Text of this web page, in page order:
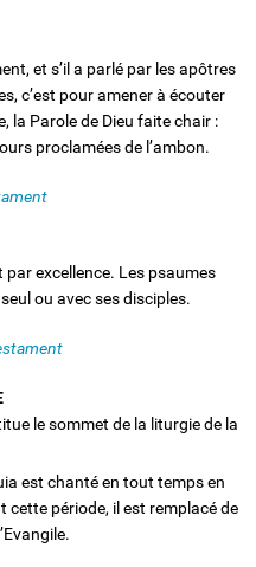
et s’il a parlé par les apôtres
c’est pour amener à écouter
la Parole de Dieu faite chair :
proclamées de l’ambon.
par excellence. Les psaumes
ou avec ses disciples.
le sommet de la liturgie de la
est chanté en tout temps en
cette période, il est remplacé de